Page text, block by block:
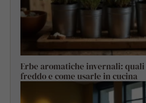
Erbe aromatiche invernali: quali
freddo e come usarle in cucina